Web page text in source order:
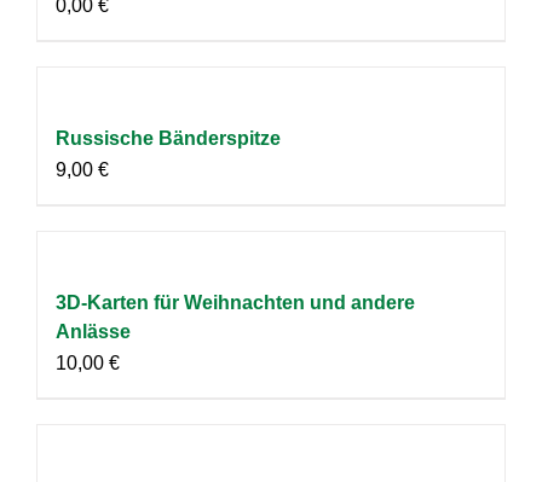
0,00 €
Russische Bänderspitze
9,00 €
3D-Karten für Weihnachten und andere
Anlässe
10,00 €